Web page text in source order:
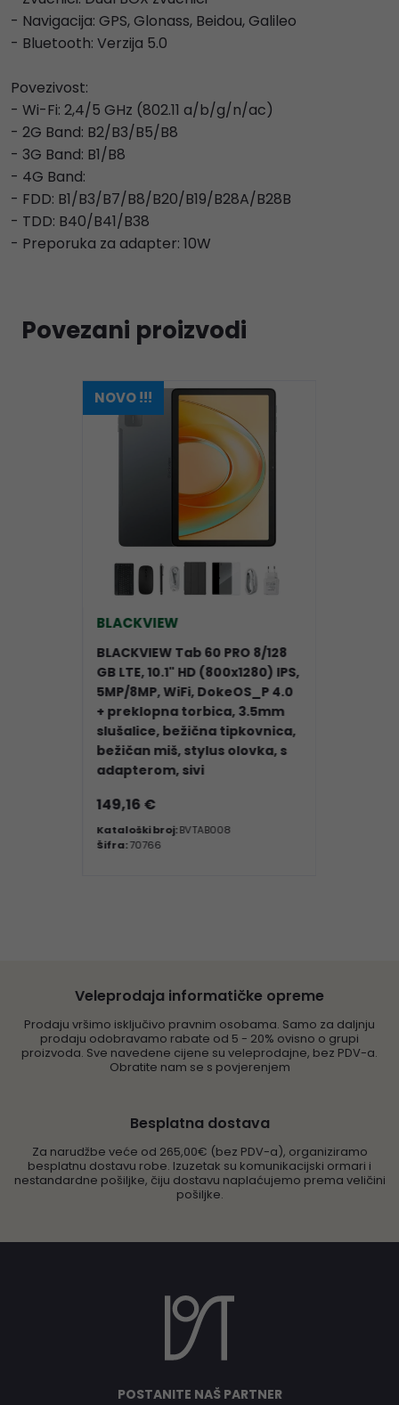
- Navigacija: GPS, Glonass, Beidou, Galileo
- Bluetooth: Verzija 5.0
Povezivost:
- Wi-Fi: 2,4/5 GHz (802.11 a/b/g/n/ac)
- 2G Band: B2/B3/B5/B8
- 3G Band: B1/B8
- 4G Band:
- FDD: B1/B3/B7/B8/B20/B19/B28A/B28B
- TDD: B40/B41/B38
- Preporuka za adapter: 10W
Povezani proizvodi
NOVO !!!
BLACKVIEW
BLACKVIEW Tab 60 PRO 8/128
GB LTE, 10.1" HD (800x1280) IPS,
5MP/8MP, WiFi, DokeOS_P 4.0
+ preklopna torbica, 3.5mm
slušalice, bežična tipkovnica,
bežičan miš, stylus olovka, s
adapterom, sivi
149,16 €
Kataloški broj:BVTAB008
Šifra:70766
Veleprodaja informatičke opreme
Prodaju vršimo isključivo pravnim osobama. Samo za daljnju
prodaju odobravamo rabate od 5 - 20% ovisno o grupi
proizvoda. Sve navedene cijene su veleprodajne, bez PDV-a.
Obratite nam se s povjerenjem
Besplatna dostava
Za narudžbe veće od 265,00€ (bez PDV-a), organiziramo
besplatnu dostavu robe. Izuzetak su komunikacijski ormari i
nestandardne pošiljke, čiju dostavu naplaćujemo prema veličini
pošiljke.
POSTANITE NAŠ PARTNER